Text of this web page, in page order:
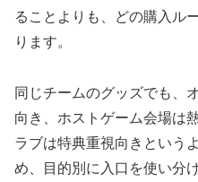
ることよりも、どの購入ル
ります。
同じチームのグッズでも、
向き、ホストゲーム会場は
ラブは特典重視向きという
め、目的別に入口を使い分